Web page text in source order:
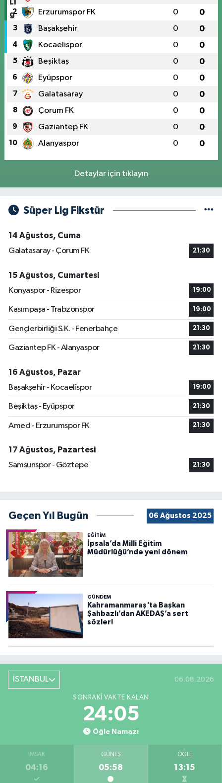
2 Erzurumspor FK 0 0
3 Başakşehir 0 0
4 Kocaelispor 0 0
5 Beşiktaş 0 0
6 Eyüpspor 0 0
7 Galatasaray 0 0
8 Çorum FK 0 0
9 Gaziantep FK 0 0
10 Alanyaspor 0 0
Detaylar için tıklayın
Süper Lig Fikstür
14 Ağustos, Cuma
Galatasaray - Çorum FK
21:30
15 Ağustos, Cumartesi
Konyaspor - Rizespor
19:00
Kasımpaşa - Trabzonspor 19:00
Gençlerbirliği S.K. - Fenerbahçe 21:30
Gaziantep FK - Alanyaspor 21:30
16 Ağustos, Pazar
Başakşehir - Kocaelispor
19:00
Beşiktaş - Eyüpspor 21:30
Amed - Erzurumspor FK 21:30
17 Ağustos, Pazartesi
Samsunspor - Göztepe
21:30
Geçen Yıl Bugün 06 Ağustos 2025
EĞİTİM
İpsala’da Milli Eğitim
Müdürlüğü’nde yeni dönem
GÜNDEM
Kahramanmaraş'ta Başkan
Şahbazlı’dan AKEDAŞ’a sert
sözler!
İSTANBUL 06.08.2026
SONRAKI VAKTE KALAN
24:04
Öğle Namazı
İMSAK
04:16
GÜNEŞ
05:58
ÖĞLE
13:15